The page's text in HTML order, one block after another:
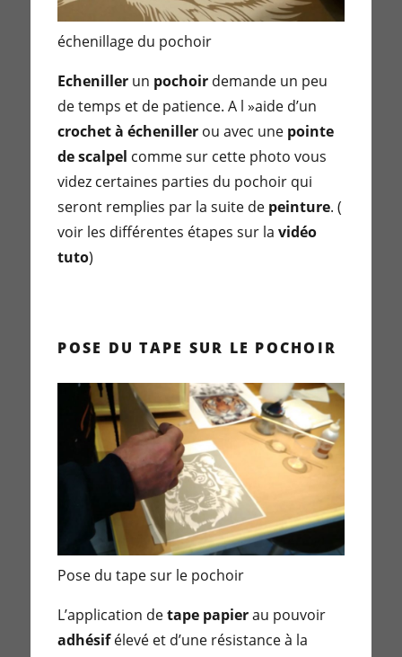
échenillage du pochoir
Echeniller un pochoir demande un peu
de temps et de patience. A l »aide d’un
crochet à écheniller ou avec une pointe
de scalpel comme sur cette photo vous
videz certaines parties du pochoir qui
seront remplies par la suite de peinture. (
voir les différentes étapes sur lavidéo
tuto)
POSE DU TAPE SUR LE POCHOIR
Pose du tape sur le pochoir
L’application detape papierau pouvoir
adhésifélevé et d’une résistance à la